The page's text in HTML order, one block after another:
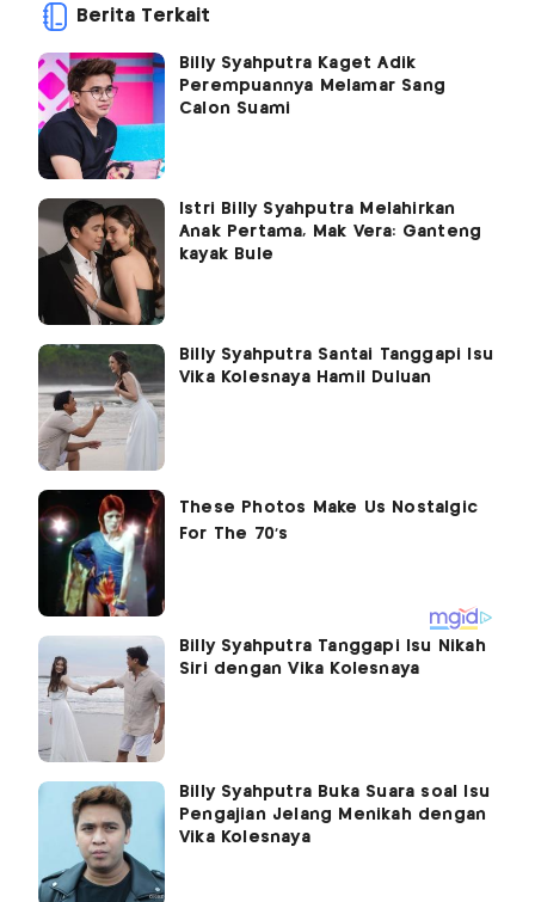
Berita Terkait
Billy Syahputra Kaget Adik
Perempuannya Melamar Sang
Calon Suami
Istri Billy Syahputra Melahirkan
Anak Pertama, Mak Vera: Ganteng
kayak Bule
Billy Syahputra Santai Tanggapi Isu
Vika Kolesnaya Hamil Duluan
Billy Syahputra Tanggapi Isu Nikah
Siri dengan Vika Kolesnaya
Billy Syahputra Buka Suara soal Isu
Pengajian Jelang Menikah dengan
Vika Kolesnaya